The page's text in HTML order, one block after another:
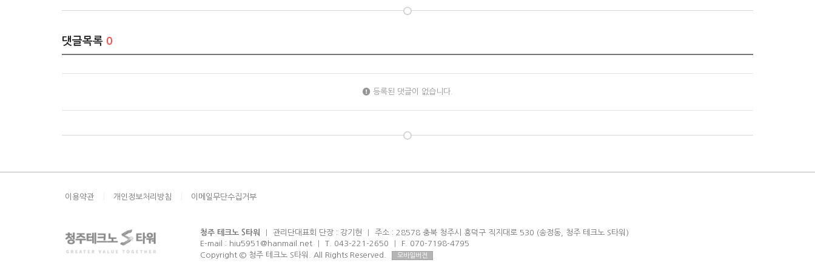
댓글목록 0
등록된 댓글이 없습니다.
이용약관 개인정보처리방침 이메일무단수집거부
청주 테크노 S타워 관리단대표회 단장 : 강기현
주소 : 28578 충북 청주시 흥덕구 직지대로 530 (송정동, 청주 테크노 S타워)
E-mail : hiu5951@hanmail.net T. 043-221-2650
F. 070-7198-4795
Copyright © 청주 테크노 S타워. All Rights Reserved.
모바일버전